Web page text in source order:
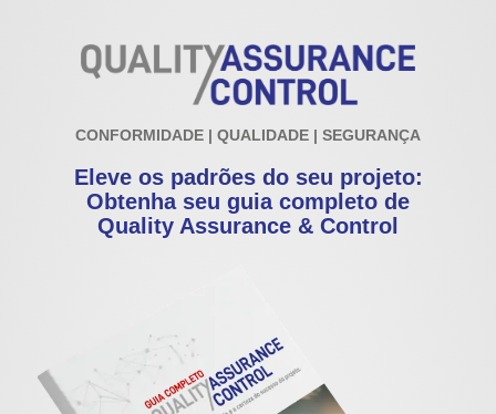
CONFORMIDADE | QUALIDADE | SEGURANÇA
Eleve os padrões do seu projeto:
Obtenha seu guia completo de
Quality Assurance & Control